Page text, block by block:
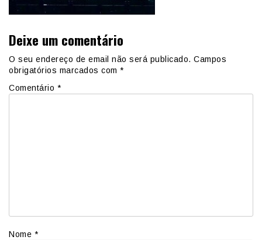
Deixe um comentário
O seu endereço de email não será publicado. Campos
obrigatórios marcados com *
Comentário *
Nome *